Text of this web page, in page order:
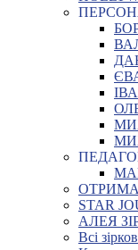
STAR
АЛЕЯ
Всі